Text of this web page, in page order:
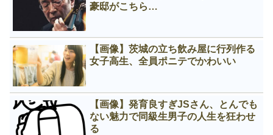
豪邸がこちら…
【画像】茨城の立ち飲み屋に行列作る
女子高生、全員ポニテでかわいい
【画像】発育良すぎJSさん、とんでも
ない魅力で同級生男子の人生を狂わせ
る